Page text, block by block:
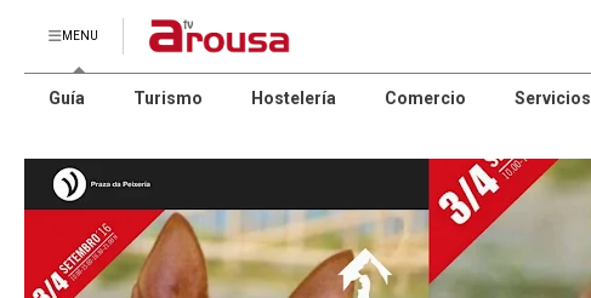
MENU
Guía Turismo Hostelería Comercio Servicios